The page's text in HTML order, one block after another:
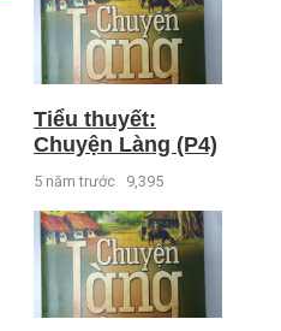
Tiểu thuyết:
Chuyện Làng (P4)
5 năm trước 9,395